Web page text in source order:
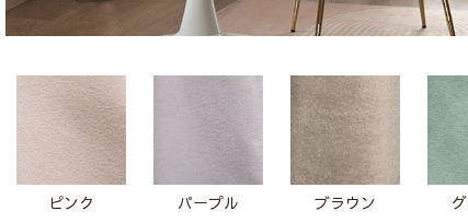
ピンク パープル ブラウン